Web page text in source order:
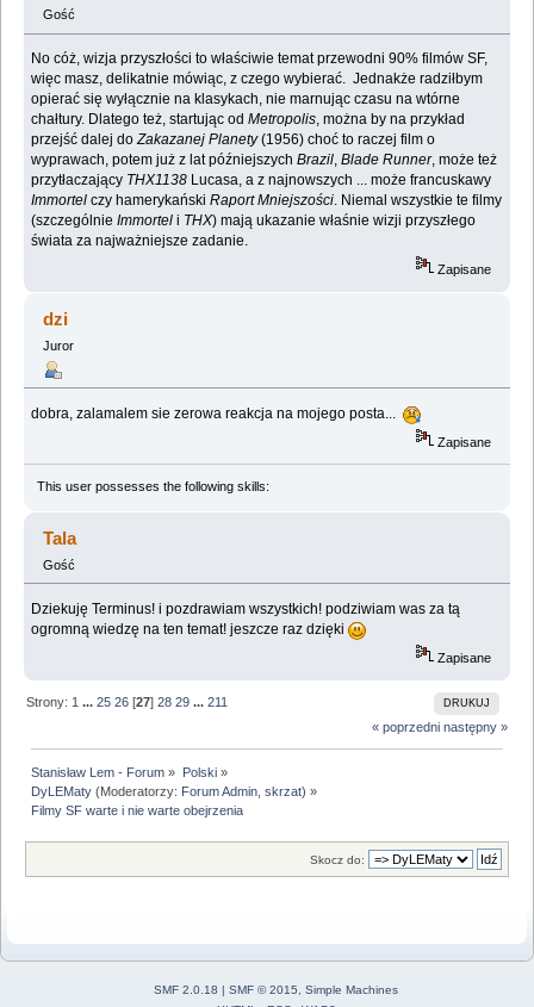
Gość
No cóż, wizja przyszłości to właściwie temat przewodni 90% filmów SF,
więc masz, delikatnie mówiąc, z czego wybierać. Jednakże radziłbym
opierać się wyłącznie na klasykach, nie marnując czasu na wtórne
chałtury. Dlatego też, startując odMetropolis, można by na przykład
przejść dalej doZakazanej Planety(1956) choć to raczej film o
wyprawach, potem już z lat późniejszychBrazil,Blade Runner, może też
przytłaczający THX1138 Lucasa, a z najnowszych ... może francuskawy
Immortel czy hamerykańskiRaport Mniejszości. Niemal wszystkie te filmy
(szczególnieImmortel i THX) mają ukazanie właśnie wizji przyszłego
świata za najważniejsze zadanie.
Zapisane
dzi
Juror
dobra, zalamalem sie zerowa reakcja na mojego posta...
Zapisane
This user possesses the following skills:
Tala
Gość
Dziekuję Terminus! i pozdrawiam wszystkich! podziwiam was za tą
ogromną wiedzę na ten temat! jeszcze raz dzięki
Zapisane
DRUKUJ
Strony: 1 ...25 26 [27]28 29 ...211
« poprzedni następny »
Stanisław Lem - Forum » Polski»
DyLEMaty (Moderatorzy: Forum Admin ,skrzat) »
Filmy SF warte i nie warte obejrzenia
Skocz do:
SMF 2.0.18 | SMF © 2015
Simple Machines